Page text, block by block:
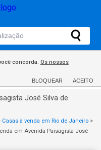
concorda. Os nossos
BLOQUEAR ACEITO
José Silva de
Casas à venda em Rio de Janeiro >
em Avenida Paisagista José